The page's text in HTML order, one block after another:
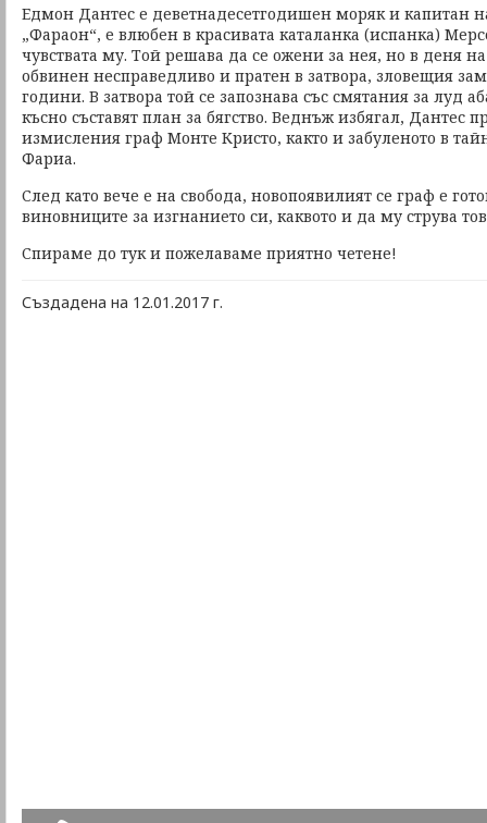
Едмон Дантес е деветнадесетгодишен моряк и капитан
„Фараон“, е влюбен в красивата каталанка (испанка)
чувствата му. Той решава да се ожени за нея, но в деня
обвинен несправедливо и пратен в затвора, зловещия
години. В затвора той се запознава със смятания за луд
късно съставят план за бягство. Веднъж избягал, Дантес
измисления граф Монте Кристо, както и забуленото в
Фариа.
След като вече е на свобода, новопоявилият се граф е
виновниците за изгнанието си, каквото и да му струва
Спираме до тук и пожелаваме приятно четене!
Създадена на 12.01.2017 г.